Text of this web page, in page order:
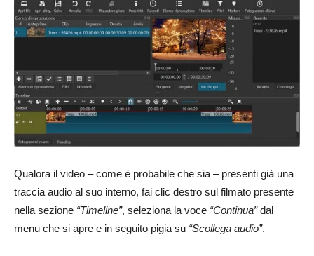
Qualora il video – come è probabile che sia – presenti già una
traccia audio al suo interno, fai clic destro sul filmato presente
nella sezione “Timeline”, seleziona la voce “Continua”dal
menu che si apre e in seguito pigia su “Scollega audio”.